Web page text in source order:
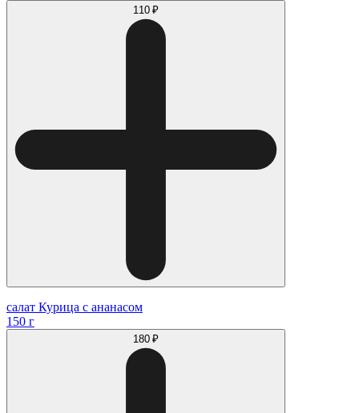
110 ₽
салат Курица с ананасом
150 г
180 ₽